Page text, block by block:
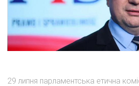
29 липня парламентська етична